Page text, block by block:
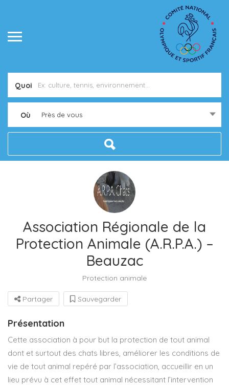
Quoi
Où Près de vous
Association Régionale de la
Protection Animale (A.R.P.A.) –
Beauzac
Protection animale
Partager Sauvegarder
Présentation
Cette association à pour but la protection de tout animal
dont et surtout des chats libres, améliorer les conditions de
vie de tout animal repéré par l’association, accueillir en un
lieu prévu à cet effet tout animal nécessitant l’intervention